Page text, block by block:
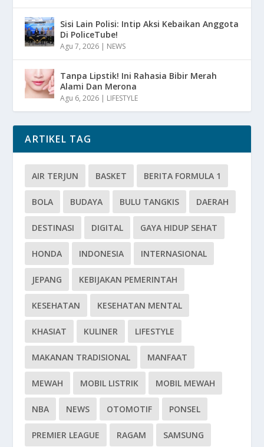
Sisi Lain Polisi: Intip Aksi Kebaikan Anggota
Di PoliceTube!
Agu 7, 2026 | NEWS
Tanpa Lipstik! Ini Rahasia Bibir Merah
Alami Dan Merona
Agu 6, 2026 | LIFESTYLE
ARTIKEL TAG
AIR TERJUN BASKET BERITA FORMULA 1
BOLA BUDAYA BULU TANGKIS DAERAH
DESTINASI DIGITAL GAYA HIDUP SEHAT
HONDA INDONESIA INTERNASIONAL
JEPANG KEBIJAKAN PEMERINTAH
KESEHATAN KESEHATAN MENTAL
KHASIAT KULINER LIFESTYLE
MAKANAN TRADISIONAL MANFAAT
MEWAH MOBIL LISTRIK MOBIL MEWAH
NBA NEWS OTOMOTIF PONSEL
PREMIER LEAGUE RAGAM SAMSUNG